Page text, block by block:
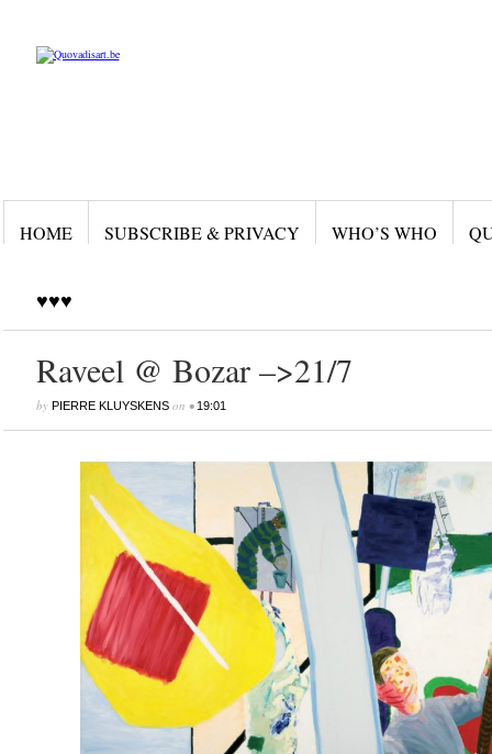
HOME SUBSCRIBE & PRIVACY WHO’S WHO
♥♥♥
Raveel @ Bozar –>21/7
by PIERRE KLUYSKENSon • 19:01